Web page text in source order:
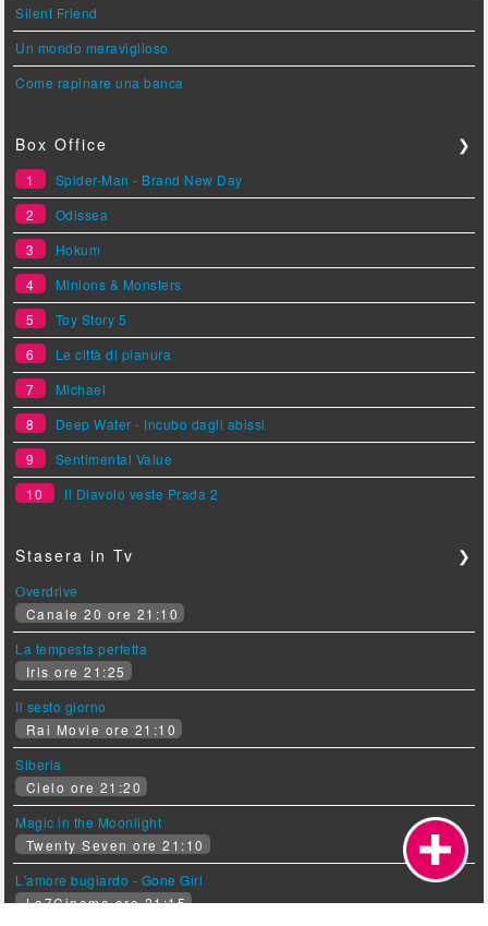
Silent Friend
Un mondo meraviglioso
Come rapinare una banca
Box Office ❯
1
Spider-Man - Brand New Day
2
Odissea
3
Hokum
4
Minions & Monsters
5
Toy Story 5
6
Le città di pianura
7
Michael
8
Deep Water - Incubo dagli abissi
9
Sentimental Value
10
Il Diavolo veste Prada 2
Stasera in Tv ❯
Overdrive
Canale 20 ore 21:10
La tempesta perfetta
Iris ore 21:25
Il sesto giorno
Rai Movie ore 21:10
Siberia
Cielo ore 21:20
Magic in the Moonlight
Twenty Seven ore 21:10
L'amore bugiardo - Gone Girl
La7Cinema ore 21:15